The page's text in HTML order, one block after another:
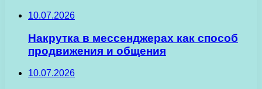
10.07.2026
Накрутка в мессенджерах как способ
продвижения и общения
10.07.2026